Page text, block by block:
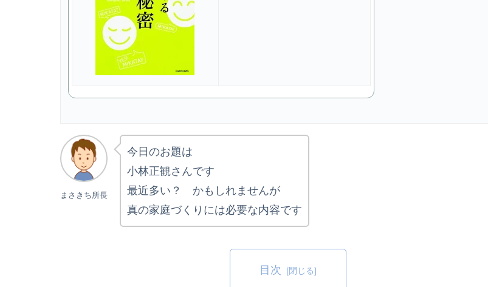
まさきち所長
今日のお題は
小林正観さんです
最近多い？ かもしれませんが
真の家庭づくりには必要な内容です
目次